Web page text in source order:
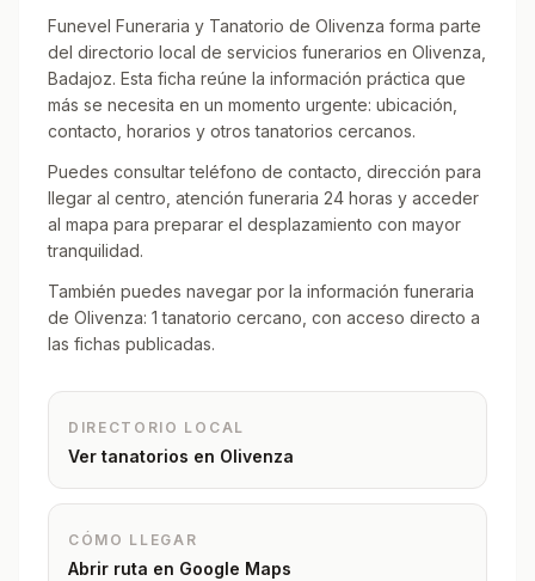
Funevel Funeraria y Tanatorio de Olivenza forma parte
del directorio local de servicios funerarios en Olivenza,
Badajoz. Esta ficha reúne la información práctica que
más se necesita en un momento urgente: ubicación,
contacto, horarios y otros tanatorios cercanos.
Puedes consultar teléfono de contacto, dirección para
llegar al centro, atención funeraria 24 horas y acceder
al mapa para preparar el desplazamiento con mayor
tranquilidad.
También puedes navegar por la información funeraria
de Olivenza: 1 tanatorio cercano, con acceso directo a
las fichas publicadas.
DIRECTORIO LOCAL
Ver tanatorios en Olivenza
CÓMO LLEGAR
Abrir ruta en Google Maps